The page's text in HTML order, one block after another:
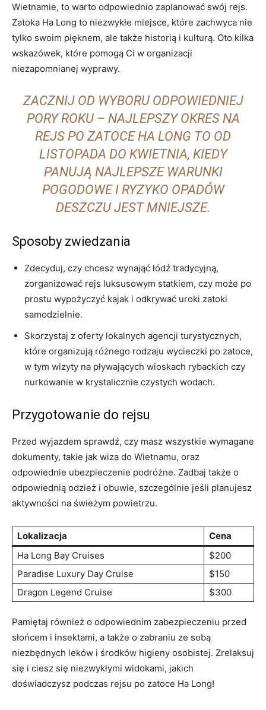
⁢Wietnamie, to warto odpowiednio ‍zaplanować swój ⁢rejs.
Zatoka Ha Long to niezwykłe miejsce, które zachwyca nie
tylko swoim pięknem, ale także historią i kulturą. Oto⁢ kilka
‌wskazówek, które pomogą Ci w organizacji
⁢niezapomnianej wyprawy.
ZACZNIJ OD WYBORU ODPOWIEDNIEJ
PORY ROKU – NAJLEPSZY OKRES NA
REJS PO ZATOCE HA ‍LONG ⁢TO OD
LISTOPADA DO KWIETNIA, KIEDY
PANUJĄ NAJLEPSZE WARUNKI‍
POGODOWE I RYZYKO OPADÓW
DESZCZU JEST MNIEJSZE.
Sposoby zwiedzania
Zdecyduj,‌ czy chcesz wynająć łódź ⁤tradycyjną,
zorganizować rejs luksusowym statkiem, czy może po
prostu ​wypożyczyć⁣ kajak i odkrywać uroki zatoki
samodzielnie.
Skorzystaj z oferty lokalnych agencji ⁢turystycznych,
które organizują różnego rodzaju wycieczki po zatoce,​
w tym wizyty na pływających ⁢wioskach rybackich czy​
nurkowanie w krystalicznie czystych‍ wodach.
Przygotowanie do rejsu
Przed wyjazdem ‌sprawdź, czy masz wszystkie ‌wymagane
dokumenty, takie jak wiza‍ do Wietnamu, ⁤oraz
odpowiednie ubezpieczenie podróżne. ⁤Zadbaj także⁣ o
odpowiednią odzież i obuwie, szczególnie jeśli planujesz
aktywności ‍na świeżym ‍powietrzu.
Lokalizacja
Cena
Ha Long Bay Cruises
$200
Paradise Luxury Day Cruise
$150
Dragon Legend Cruise
$300
Pamiętaj również o odpowiednim zabezpieczeniu przed
słońcem i insektami, a także o zabraniu ze sobą
niezbędnych leków i środków higieny osobistej. ⁤Zrelaksuj
się i ciesz się niezwykłymi widokami, jakich
⁢doświadczysz⁣ podczas⁤ rejsu po​ zatoce Ha⁤ Long!